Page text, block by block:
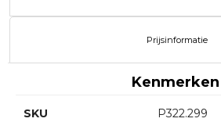
Prijsinformatie
Kenmerken
SKU P322.299